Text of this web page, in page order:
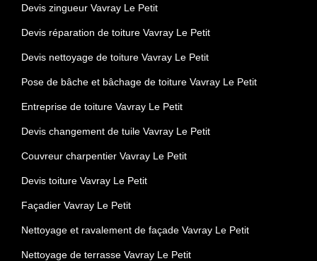
Devis zingueur Vavray Le Petit
Devis réparation de toiture Vavray Le Petit
Devis nettoyage de toiture Vavray Le Petit
Pose de bâche et bâchage de toiture Vavray Le Petit
Entreprise de toiture Vavray Le Petit
Devis changement de tuile Vavray Le Petit
Couvreur charpentier Vavray Le Petit
Devis toiture Vavray Le Petit
Façadier Vavray Le Petit
Nettoyage et ravalement de façade Vavray Le Petit
Nettoyage de terrasse Vavray Le Petit